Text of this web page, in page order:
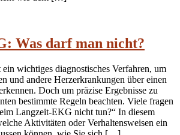
Was darf man nicht?
wichtiges diagnostisches Verfahren, um
und andere Herzerkrankungen über einen
Doch um präzise Ergebnisse zu
bestimmte Regeln beachten. Viele fragen
Langzeit-EKG nicht tun?“ In diesem
Aktivitäten oder Verhaltensweisen ein